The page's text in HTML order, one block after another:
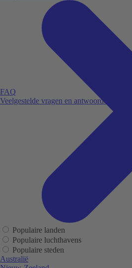
FAQ
Veelgestelde vragen en antwoorden.
Populaire landen
Populaire luchthavens
Populaire steden
Australië